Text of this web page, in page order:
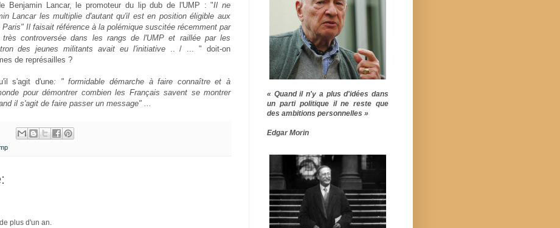
Benjamin Lancar, le promoteur du lip dub de l'UMP : "Il ne
Lancar les multiplie d'autant qu'il est en position éligible aux
Il faisait référence à la polémique suscitée récemment par
controversée dans les rangs de l'UMP et raillée par les
des jeunes militants avait eu l'initiative.. / ... " doit-on
de représailles ?
s'agit d'une: " formidable démarche à faire connaître et à
pour démontrer combien les Français savent se montrer
il s'agit de faire passer un message" ...
plus d'un an.
« Quand il n'y a plus d'idées dans
un parti politique il ne reste que
des ambitions personnelles »
Edgar Morin